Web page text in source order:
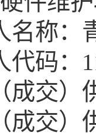
名称：
代码：
成交）
成交）